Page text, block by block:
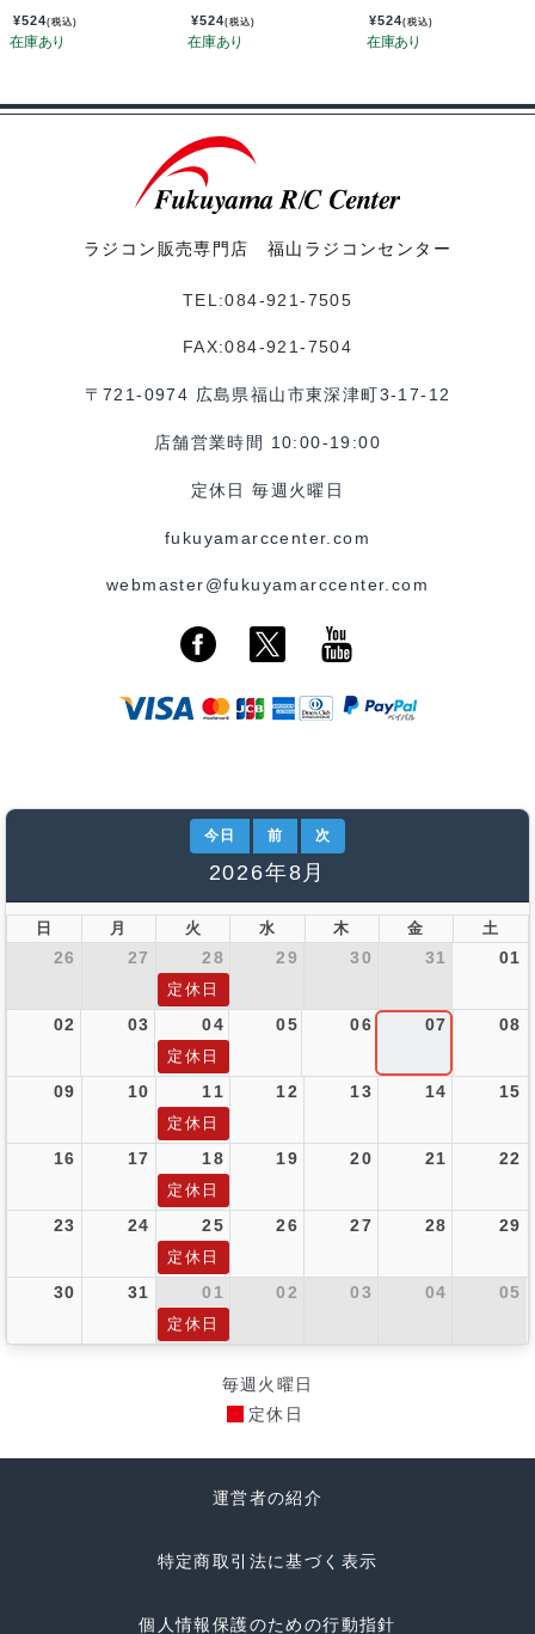
¥524(税込) ¥524(税込) ¥524(税込)
ラジコン販売専門店 福山ラジコンセンター
TEL:084-921-7505
FAX:084-921-7504
〒721-0974 広島県福山市東深津町3-17-12
店舗営業時間 10:00-19:00
定休日 毎週火曜日
fukuyamarccenter.com
webmaster@fukuyamarccenter.com
今日 前 次
2026年8月
日 月 火 水 木 金 土
26 27 28 29 30 31 01
定休日
02 03 04 05 06 07 08
定休日
09 10 11 12 13 14 15
定休日
16 17 18 19 20 21 22
定休日
23 24 25 26 27 28 29
定休日
30 31 01 02 03 04 05
定休日
毎週火曜日
定休日
運営者の紹介
特定商取引法に基づく表示
個人情報保護のための行動指針